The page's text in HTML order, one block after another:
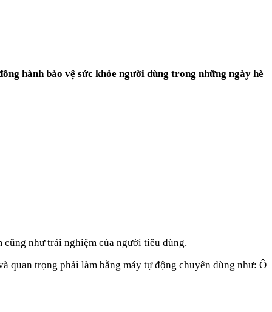
hành bảo vệ sức khỏe người dùng trong những ngày hè
cũng như trải nghiệm của người tiêu dùng.
quan trọng phải làm bằng máy tự động chuyên dùng như: Ô